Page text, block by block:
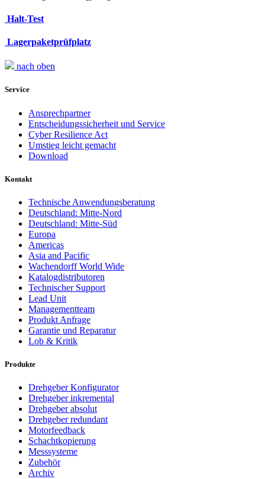
Halt-Test
Lagerpaketprüfplatz
nach oben
Service
Ansprechpartner
Entscheidungssicherheit und Service
Cyber Resilience Act
Umstieg leicht gemacht
Download
Kontakt
Technische Anwendungsberatung
Deutschland: Mitte-Nord
Deutschland: Mitte-Süd
Europa
Americas
Asia and Pacific
Wachendorff World Wide
Katalogdistributoren
Technischer Support
Lead Unit
Managementteam
Produkt Anfrage
Garantie und Reparatur
Lob & Kritik
Produkte
Drehgeber Konfigurator
Drehgeber inkremental
Drehgeber absolut
Drehgeber redundant
Motorfeedback
Schachtkopierung
Messsysteme
Zubehör
Archiv